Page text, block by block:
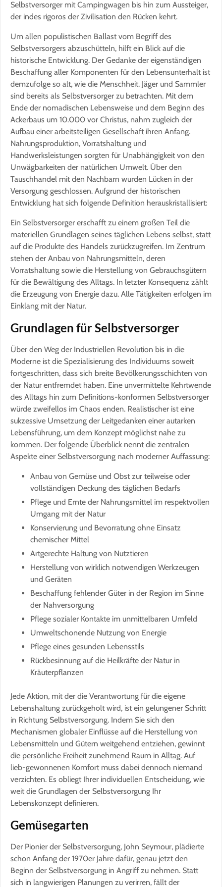
Selbstversorger mit Campingwagen bis hin zum Aussteiger,
der indes rigoros der Zivilisation den Rücken kehrt.
Um allen populistischen Ballast vom Begriff des
Selbstversorgers abzuschütteln, hilft ein Blick auf die
historische Entwicklung. Der Gedanke der eigenständigen
Beschaffung aller Komponenten für den Lebensunterhalt ist
demzufolge so alt, wie die Menschheit. Jäger und Sammler
sind bereits als Selbstversorger zu betrachten. Mit dem
Ende der nomadischen Lebensweise und dem Beginn des
Ackerbaus um 10.000 vor Christus, nahm zugleich der
Aufbau einer arbeitsteiligen Gesellschaft ihren Anfang.
Nahrungsproduktion, Vorratshaltung und
Handwerksleistungen sorgten für Unabhängigkeit von den
Unwägbarkeiten der natürlichen Umwelt. Über den
Tauschhandel mit den Nachbarn wurden Lücken in der
Versorgung geschlossen. Aufgrund der historischen
Entwicklung hat sich folgende Definition herauskristallisiert:
Ein Selbstversorger erschafft zu einem großen Teil die
materiellen Grundlagen seines täglichen Lebens selbst, statt
auf die Produkte des Handels zurückzugreifen. Im Zentrum
stehen der Anbau von Nahrungsmitteln, deren
Vorratshaltung sowie die Herstellung von Gebrauchsgütern
für die Bewältigung des Alltags. In letzter Konsequenz zählt
die Erzeugung von Energie dazu. Alle Tätigkeiten erfolgen im
Einklang mit der Natur.
Grundlagen für Selbstversorger
Über den Weg der Industriellen Revolution bis in die
Moderne ist die Spezialisierung des Individuums soweit
fortgeschritten, dass sich breite Bevölkerungsschichten von
der Natur entfremdet haben. Eine unvermittelte Kehrtwende
des Alltags hin zum Definitions-konformen Selbstversorger
würde zweifellos im Chaos enden. Realistischer ist eine
sukzessive Umsetzung der Leitgedanken einer autarken
Lebensführung, um dem Konzept möglichst nahe zu
kommen. Der folgende Überblick nennt die zentralen
Aspekte einer Selbstversorgung nach moderner Auffassung:
Anbau von Gemüse und Obst zur teilweise oder
vollständigen Deckung des täglichen Bedarfs
Pflege und Ernte der Nahrungsmittel im respektvollen
Umgang mit der Natur
Konservierung und Bevorratung ohne Einsatz
chemischer Mittel
Artgerechte Haltung von Nutztieren
Herstellung von wirklich notwendigen Werkzeugen
und Geräten
Beschaffung fehlender Güter in der Region im Sinne
der Nahversorgung
Pflege sozialer Kontakte im unmittelbaren Umfeld
Umweltschonende Nutzung von Energie
Pflege eines gesunden Lebensstils
Rückbesinnung auf die Heilkräfte der Natur in
Kräuterpflanzen
Jede Aktion, mit der die Verantwortung für die eigene
Lebenshaltung zurückgeholt wird, ist ein gelungener Schritt
in Richtung Selbstversorgung. Indem Sie sich den
Mechanismen globaler Einflüsse auf die Herstellung von
Lebensmitteln und Gütern weitgehend entziehen, gewinnt
die persönliche Freiheit zunehmend Raum in Alltag. Auf
lieb-gewonnenen Komfort muss dabei dennoch niemand
verzichten. Es obliegt Ihrer individuellen Entscheidung, wie
weit die Grundlagen der Selbstversorgung Ihr
Lebenskonzept definieren.
Gemüsegarten
Der Pionier der Selbstversorgung, John Seymour, plädierte
schon Anfang der 1970er Jahre dafür, genau jetzt den
Beginn der Selbstversorgung in Angriff zu nehmen. Statt
sich in langwierigen Planungen zu verirren, fällt der